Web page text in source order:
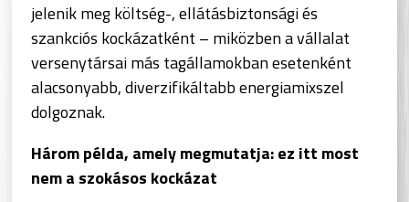
jelenik meg költség-, ellátásbiztonsági és
szankciós kockázatként – miközben a vállalat
versenytársai más tagállamokban esetenként
alacsonyabb, diverzifikáltabb energiamixszel
dolgoznak.
Három példa, amely megmutatja: ez itt most
nem a szokásos kockázat